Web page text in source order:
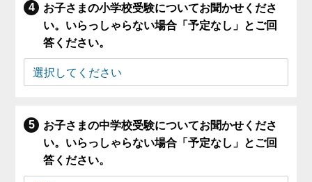
お子さまの小学校受験についてお聞かせくださ
い。いらっしゃらない場合「予定なし」とご回
答ください。
お子さまの中学校受験についてお聞かせくださ
い。いらっしゃらない場合「予定なし」とご回
答ください。